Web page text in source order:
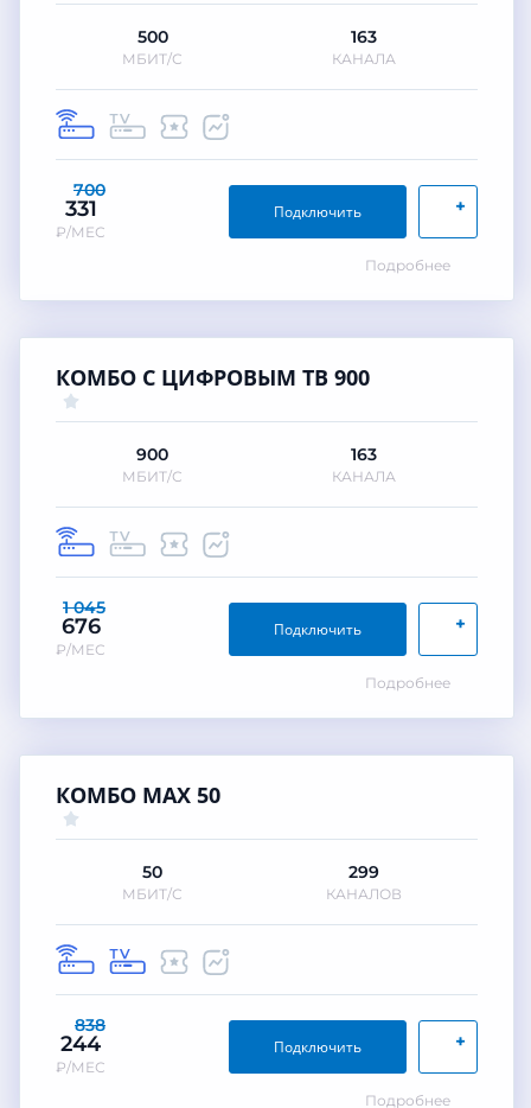
500
МБИТ/С
163
КАНАЛА
700
331
₽/МЕС
+
Подключить
Подробнее
КОМБО С ЦИФРОВЫМ ТВ 900
900
МБИТ/С
163
КАНАЛА
1 045
676
₽/МЕС
+
Подключить
Подробнее
КОМБО MAX 50
50
МБИТ/С
299
КАНАЛОВ
838
244
₽/МЕС
+
Подключить
Подробнее